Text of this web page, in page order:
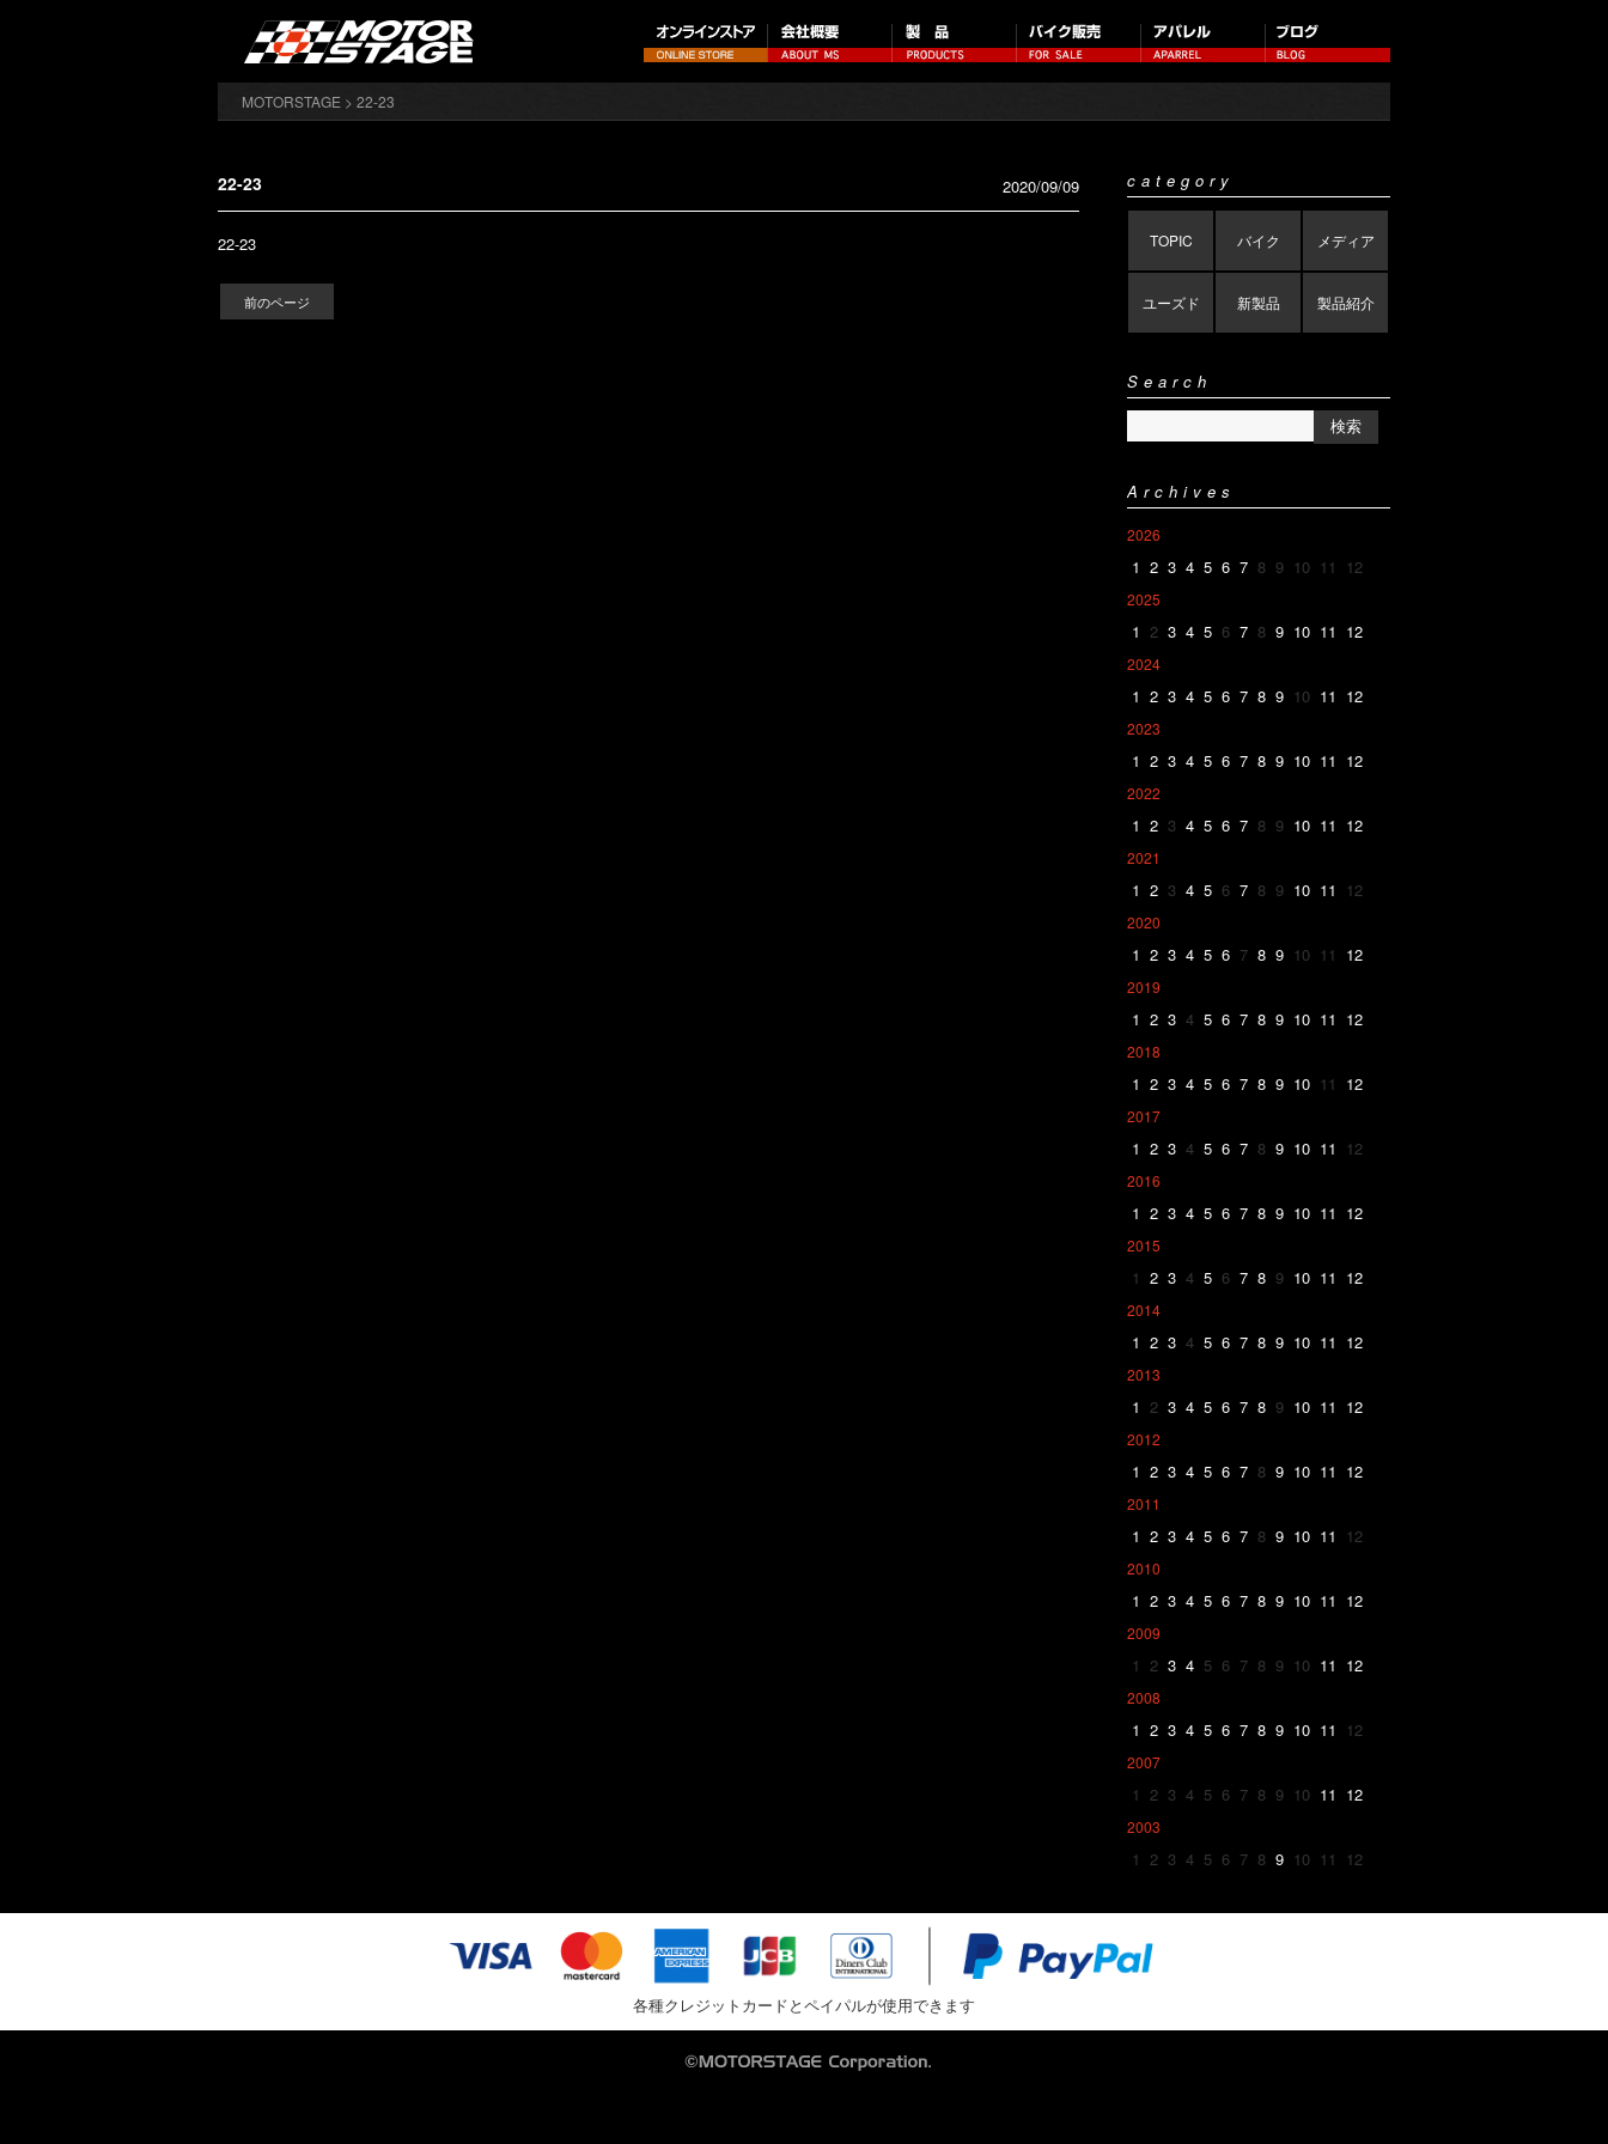
MOTORSTAGE > 22-23
22-23 2020/09/09
22-23
前のページ
category
TOPIC バイク メディア
ユーズド 新製品 製品紹介
Search
Archives
2026
1 2 3 4 5 6 7 8 9 10 11 12
2025
1 2 3 4 5 6 7 8 9 10 11 12
2024
1 2 3 4 5 6 7 8 9 10 11 12
2023
1 2 3 4 5 6 7 8 9 10 11 12
2022
1 2 3 4 5 6 7 8 9 10 11 12
2021
1 2 3 4 5 6 7 8 9 10 11 12
2020
1 2 3 4 5 6 7 8 9 10 11 12
2019
1 2 3 4 5 6 7 8 9 10 11 12
2018
1 2 3 4 5 6 7 8 9 10 11 12
2017
1 2 3 4 5 6 7 8 9 10 11 12
2016
1 2 3 4 5 6 7 8 9 10 11 12
2015
1 2 3 4 5 6 7 8 9 10 11 12
2014
1 2 3 4 5 6 7 8 9 10 11 12
2013
1 2 3 4 5 6 7 8 9 10 11 12
2012
1 2 3 4 5 6 7 8 9 10 11 12
2011
1 2 3 4 5 6 7 8 9 10 11 12
2010
1 2 3 4 5 6 7 8 9 10 11 12
2009
1 2 3 4 5 6 7 8 9 10 11 12
2008
1 2 3 4 5 6 7 8 9 10 11 12
2007
1 2 3 4 5 6 7 8 9 10 11 12
2003
1 2 3 4 5 6 7 8 9 10 11 12
各種クレジットカードとペイパルが使用できます